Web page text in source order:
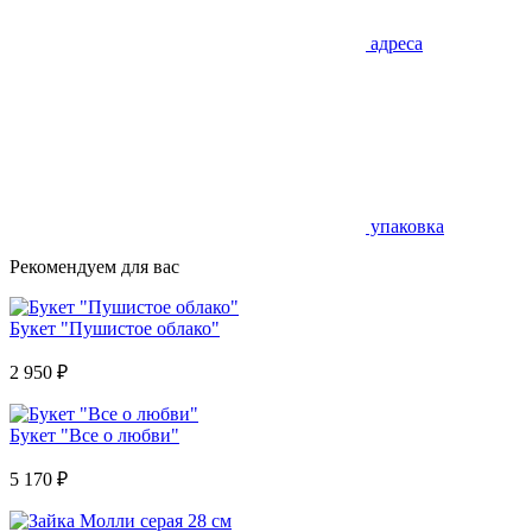
адреса
упаковка
Рекомендуем для вас
Букет "Пушистое облако"
2 950 ₽
Букет "Все о любви"
5 170 ₽